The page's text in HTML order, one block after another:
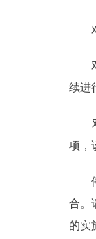
对
对
续进
对
项，
停
合。
的实